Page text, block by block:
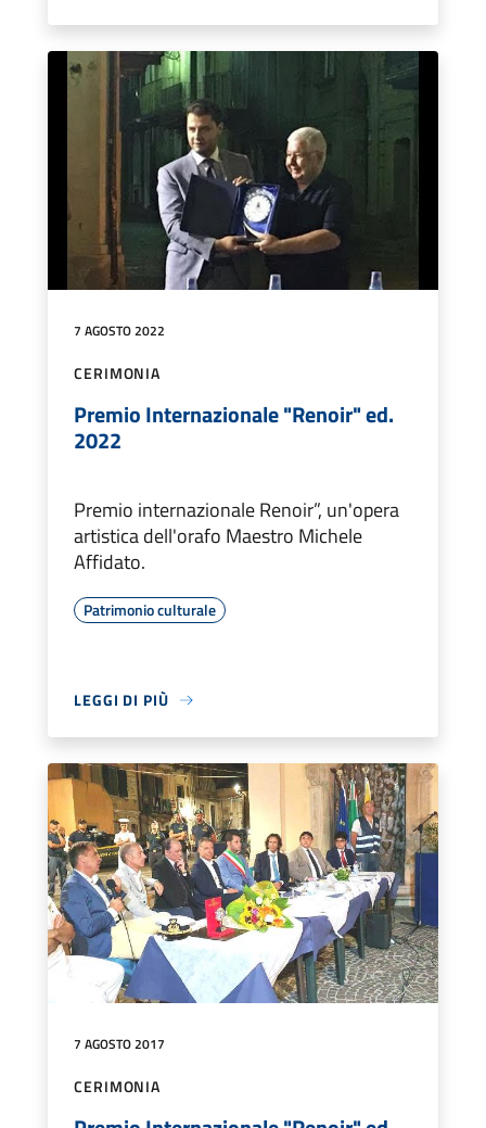
7 AGOSTO 2022
CERIMONIA
Premio Internazionale "Renoir" ed.
2022
Premio internazionale Renoir”, un'opera
artistica dell'orafo Maestro Michele
Affidato.
Patrimonio culturale
LEGGI DI PIÙ
7 AGOSTO 2017
CERIMONIA